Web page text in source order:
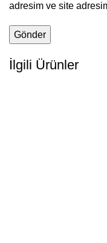
adresim ve site
İlgili Ürünler